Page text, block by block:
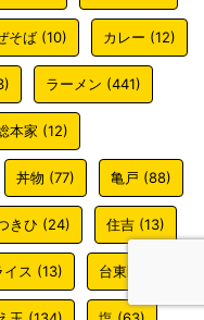
そば(10) カレー (12)
ラーメン (441)
本家 (12)
丼物 (77) 亀戸 (88)
きひ (24) 住吉 (13)
イス (13) 台東区